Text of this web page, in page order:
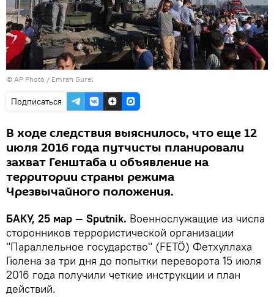
© AP Photo / Emrah Gurel
Подписаться
В ходе следствия выяснилось, что еще 12
июля 2016 года путчисты планировали
захват Генштаба и объявление на
территории страны режима
Чрезвычайного положения.
БАКУ, 25 мар — Sputnik. Военнослужащие из числа
сторонников террористической организации
"Параллельное государство" (FETÖ) Фетхуллаха
Гюлена за три дня до попытки переворота 15 июля
2016 года получили четкие инструкции и план
действий.